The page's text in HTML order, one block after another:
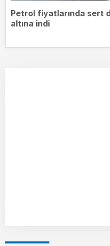
Petrol fiyatlarında sert
altına indi